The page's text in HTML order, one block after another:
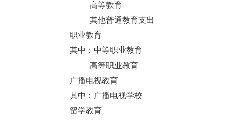
高等教育
其他普通教育支出
职业教育
其中：中等职业教育
高等职业教育
广播电视教育
其中：广播电视学校
留学教育